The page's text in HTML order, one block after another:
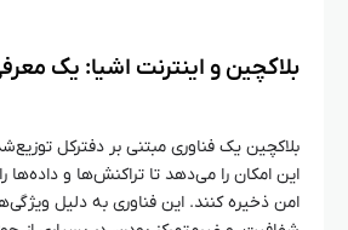
بلاکچین و اینترنت اشیا: یک
بلاکچین یک فناوری مبتنی بر دفترکل
این امکان را می‌دهد تا تراکنش‌ها و
امن ذخیره کنند. این فناوری به دلیل